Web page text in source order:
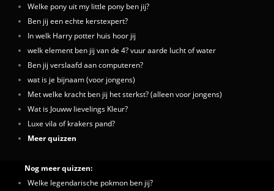
Welke pony uit my little pony ben jij?
Ben jij een echte kerstexpert?
In welk Harry potter huis hoor jij
welk element ben jij van de 4? vuur aarde lucht of water
Ben jij verslaafd aan computeren?
wat is je bijnaam (voor jongens)
Met welke kracht ben jij het sterkst? (alleen voor jongens)
Wat is Jouww lievelings Kleur?
Luxe vila of krakers pand?
Meer quizzen
Nog meer quizzen:
Welke legendarische pokmon ben jij?